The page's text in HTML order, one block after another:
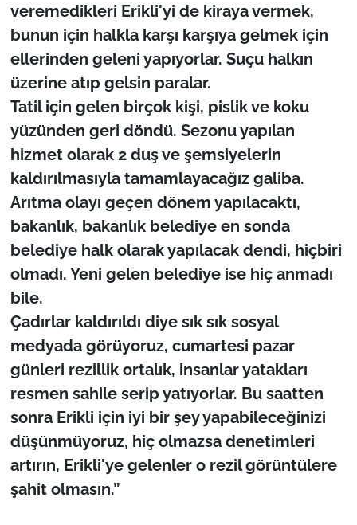
veremedikleri Erikli'yi de kiraya vermek,
bunun için halkla karşı karşıya gelmek için
ellerinden geleni yapıyorlar. Suçu halkın
üzerine atıp gelsin paralar.
Tatil için gelen birçok kişi, pislik ve koku
yüzünden geri döndü. Sezonu yapılan
hizmet olarak 2 duş ve şemsiyelerin
kaldırılmasıyla tamamlayacağız galiba.
Arıtma olayı geçen dönem yapılacaktı,
bakanlık, bakanlık belediye en sonda
belediye halk olarak yapılacak dendi, hiçbiri
olmadı. Yeni gelen belediye ise hiç anmadı
bile.
Çadırlar kaldırıldı diye sık sık sosyal
medyada görüyoruz, cumartesi pazar
günleri rezillik ortalık, insanlar yatakları
resmen sahile serip yatıyorlar. Bu saatten
sonra Erikli için iyi bir şey yapabileceğinizi
düşünmüyoruz, hiç olmazsa denetimleri
artırın, Erikli'ye gelenler o rezil görüntülere
şahit olmasın.”